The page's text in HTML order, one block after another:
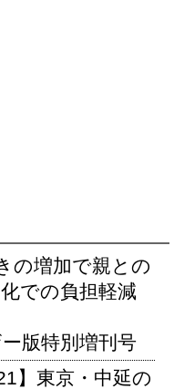
の増加で親との
での負担軽減
版特別増刊号
】東京・中延の